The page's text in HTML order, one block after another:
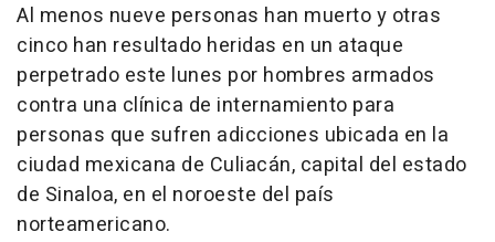
Al menos nueve personas han muerto y otras
cinco han resultado heridas en un ataque
perpetrado este lunes por hombres armados
contra una clínica de internamiento para
personas que sufren adicciones ubicada en la
ciudad mexicana de Culiacán, capital del estado
de Sinaloa, en el noroeste del país
norteamericano.